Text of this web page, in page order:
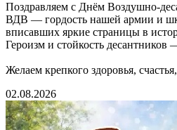
Поздравляем с Днём
ВДВ — гордость нашей армии и
вписавших яркие страницы в
Героизм и стойкость десантников
Желаем крепкого здоровья,
02.08.2026